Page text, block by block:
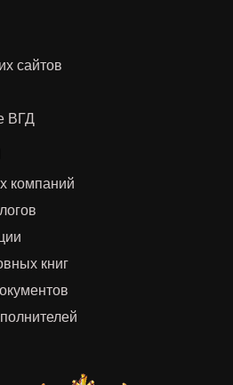
сайтов
ВГД
компаний
книг